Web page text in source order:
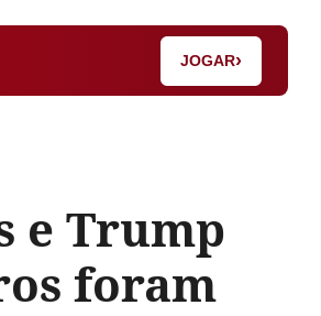
JOGAR›
e Trump
foram